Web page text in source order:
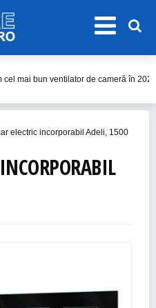
Aer Condiționat Ieftine pentru Vară
de Aer Condiționat Portabile fără
electric incorporabil Adeli, 1500